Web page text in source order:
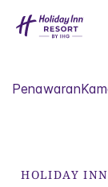
Penawaran
HOLIDAY INN